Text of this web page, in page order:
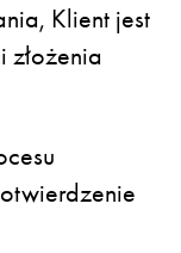
Klient jest